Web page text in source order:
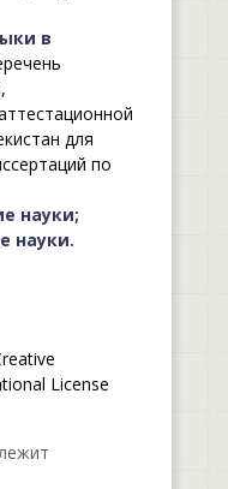
в
для
по
науки;
науки.
License